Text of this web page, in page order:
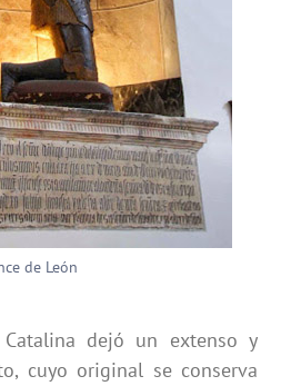
de León
dejó un extenso y
cuyo original se conserva